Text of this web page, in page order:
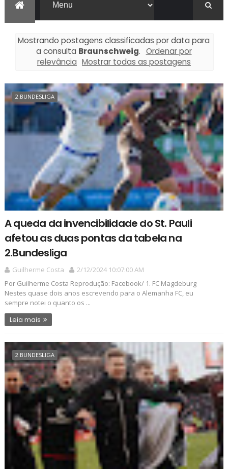
Mostrando postagens classificadas por data para
a consulta Braunschweig. Ordenar por
relevância Mostrar todas as postagens
2.BUNDESLIGA
A queda da invencibilidade do St. Pauli
afetou as duas pontas da tabela na
2.Bundesliga
Guilherme Costa
2/12/2024 10:07:00 AM
Por Guilherme Costa Reprodução: Facebook/ 1. FC Magdeburg
Nestes quase dois anos escrevendo para o Alemanha FC, eu
sempre notei o quanto os ...
Leia mais
2.BUNDESLIGA